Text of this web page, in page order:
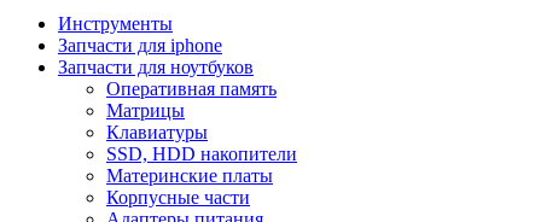
Инструменты
Запчасти для iphone
Запчасти для ноутбуков
Оперативная память
Матрицы
Клавиатуры
SSD, HDD накопители
Материнские платы
Корпусные части